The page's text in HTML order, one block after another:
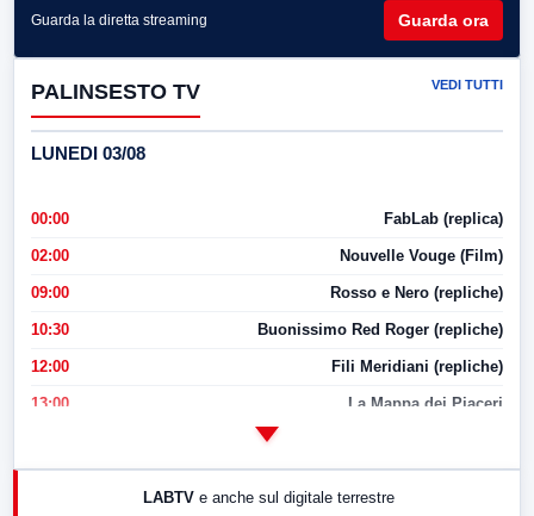
Guarda la diretta streaming Guarda ora
PALINSESTO TV VEDI TUTTI
LUNEDI 03/08
00:00 FabLab (replica)
02:00 Nouvelle Vouge (Film)
09:00 Rosso e Nero (repliche)
10:30 Buonissimo Red Roger (repliche)
12:00 Fili Meridiani (repliche)
13:00 La Mappa dei Piaceri
LABTV e anche sul digitale terrestre